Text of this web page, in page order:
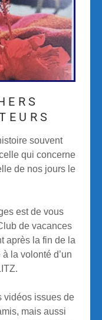
souvent
qui concerne
de nos jours le
est de vous
de vacances
après la fin de la
la volonté d’un
vidéos issues de
mais aussi